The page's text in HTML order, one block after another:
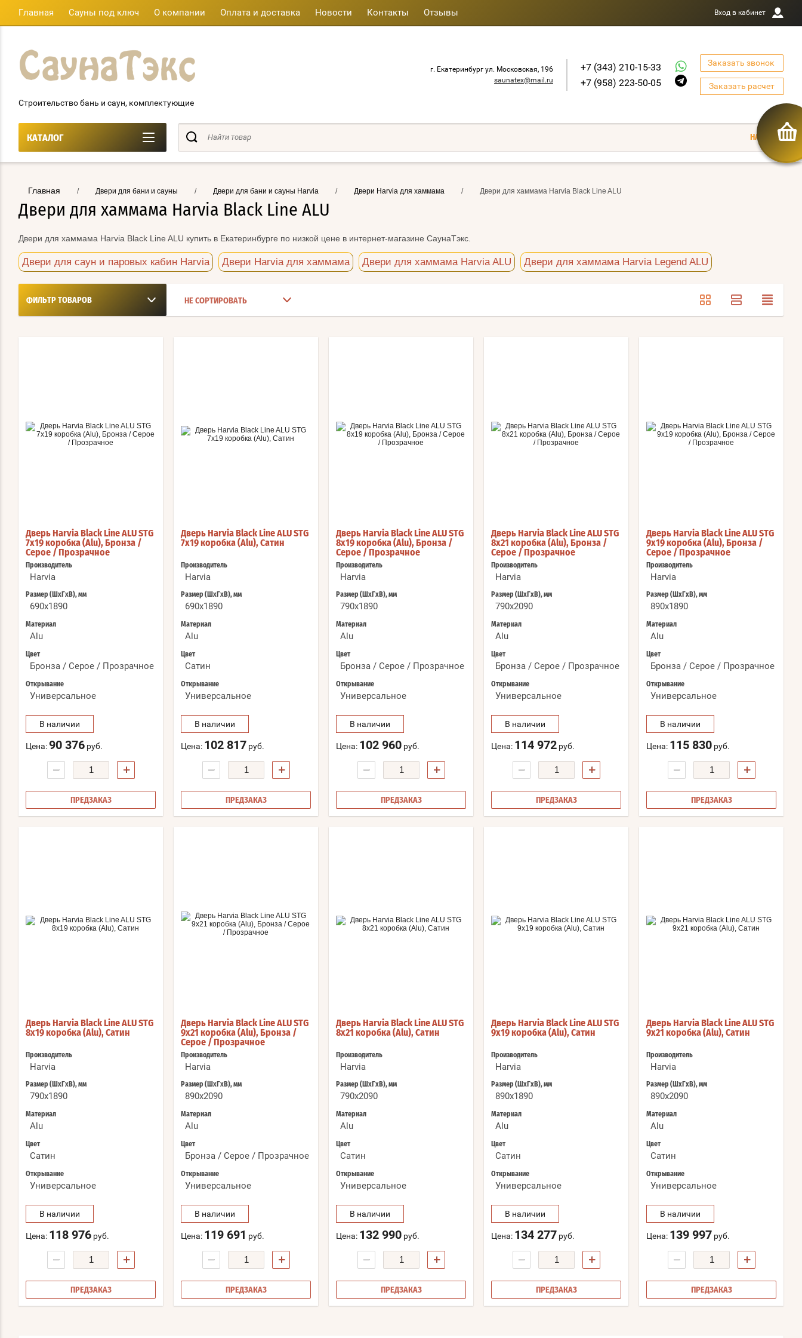
Главная Сауны под ключ О компании Оплата и доставка Новости Контакты Отзывы Вход в кабинет
Строительство бань и саун, комплектующие
г. Екатеринбург ул. Московская, 196
saunatex@mail.ru
+7 (343) 210-15-33
+7 (958) 223-50-05
Заказать звонок
Заказать расчет
КАТАЛОГ
Главная / Двери для бани и сауны / Двери для бани и сауны Harvia / Двери Harvia для хаммама / Двери для хаммама Harvia Black Line ALU
Двери для хаммама Harvia Black Line ALU
Двери для хаммама Harvia Black Line ALU купить в Екатеринбурге по низкой цене в интернет-магазине СаунаТэкс.
Двери для саун и паровых кабин Harvia Двери Harvia для хаммама Двери для хаммама Harvia ALU Двери для хаммама Harvia Legend ALU
Дверь Harvia Black Line ALU STG
7x19 коробка (Alu), Бронза /
Серое / Прозрачное
Производитель
Harvia
Размер (ШхГхВ), мм
690x1890
Материал
Alu
Цвет
Бронза / Серое / Прозрачное
Открывание
Универсальное
В наличии
Цена:90 376 руб.
− +
ПРЕДЗАКАЗ
Дверь Harvia Black Line ALU STG
7x19 коробка (Alu), Сатин
Производитель
Harvia
Размер (ШхГхВ), мм
690x1890
Материал
Alu
Цвет
Сатин
Открывание
Универсальное
В наличии
Цена: 102 817 руб.
− +
ПРЕДЗАКАЗ
Дверь Harvia Black Line ALU STG
8x19 коробка (Alu), Бронза /
Серое / Прозрачное
Производитель
Harvia
Размер (ШхГхВ), мм
790x1890
Материал
Alu
Цвет
Бронза / Серое / Прозрачное
Открывание
Универсальное
В наличии
Цена: 102 960 руб.
− +
ПРЕДЗАКАЗ
Дверь Harvia Black Line ALU STG
8x21 коробка (Alu), Бронза /
Серое / Прозрачное
Производитель
Harvia
Размер (ШхГхВ), мм
790x2090
Материал
Alu
Цвет
Бронза / Серое / Прозрачное
Открывание
Универсальное
В наличии
Цена: 114 972 руб.
− +
ПРЕДЗАКАЗ
Дверь Harvia Black Line ALU STG
9x19 коробка (Alu), Бронза /
Серое / Прозрачное
Производитель
Harvia
Размер (ШхГхВ), мм
890x1890
Материал
Alu
Цвет
Бронза / Серое / Прозрачное
Открывание
Универсальное
В наличии
Цена: 115 830 руб.
− +
ПРЕДЗАКАЗ
Дверь Harvia Black Line ALU STG
8x19 коробка (Alu), Сатин
Производитель
Harvia
Размер (ШхГхВ), мм
790x1890
Материал
Alu
Цвет
Сатин
Открывание
Универсальное
В наличии
Цена: 118 976 руб.
− +
ПРЕДЗАКАЗ
Дверь Harvia Black Line ALU STG
9x21 коробка (Alu), Бронза /
Серое / Прозрачное
Производитель
Harvia
Размер (ШхГхВ), мм
890x2090
Материал
Alu
Цвет
Бронза / Серое / Прозрачное
Открывание
Универсальное
В наличии
Цена: 119 691 руб.
− +
ПРЕДЗАКАЗ
Дверь Harvia Black Line ALU STG
8x21 коробка (Alu), Сатин
Производитель
Harvia
Размер (ШхГхВ), мм
790x2090
Материал
Alu
Цвет
Сатин
Открывание
Универсальное
В наличии
Цена: 132 990 руб.
− +
ПРЕДЗАКАЗ
Дверь Harvia Black Line ALU STG
9x19 коробка (Alu), Сатин
Производитель
Harvia
Размер (ШхГхВ), мм
890x1890
Материал
Alu
Цвет
Сатин
Открывание
Универсальное
В наличии
Цена: 134 277 руб.
− +
ПРЕДЗАКАЗ
Дверь Harvia Black Line ALU STG
9x21 коробка (Alu), Сатин
Производитель
Harvia
Размер (ШхГхВ), мм
890x2090
Материал
Alu
Цвет
Сатин
Открывание
Универсальное
В наличии
Цена: 139 997 руб.
− +
ПРЕДЗАКАЗ
ФИЛЬТР ТОВАРОВ НЕ СОРТИРОВАТЬ